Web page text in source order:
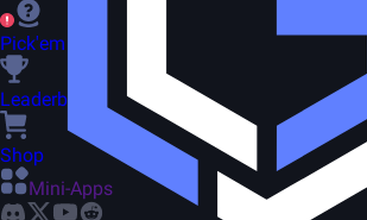
Pick'em
Leaderboard
Shop
Mini-Apps